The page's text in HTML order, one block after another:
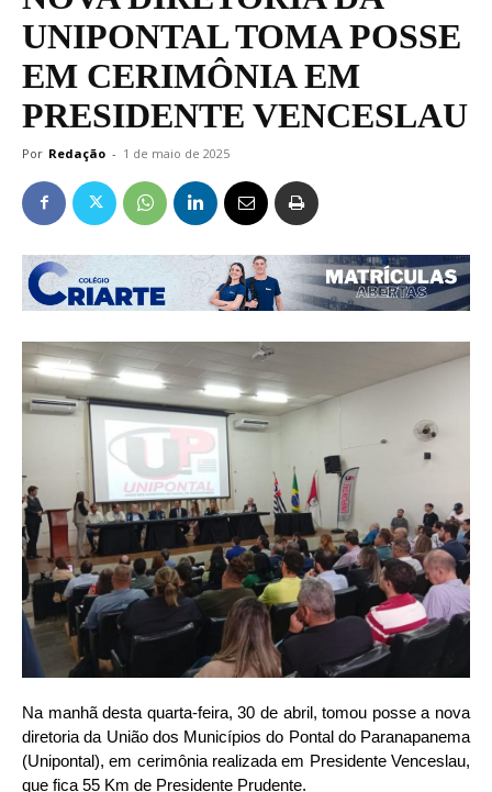
UNIPONTAL TOMA POSSE
EM CERIMÔNIA EM
PRESIDENTE VENCESLAU
Por Redação - 1 de maio de 2025
Na manhã desta quarta-feira, 30 de abril, tomou posse a nova
diretoria da União dos Municípios do Pontal do Paranapanema
(Unipontal), em cerimônia realizada em Presidente Venceslau,
que fica 55 Km de Presidente Prudente.